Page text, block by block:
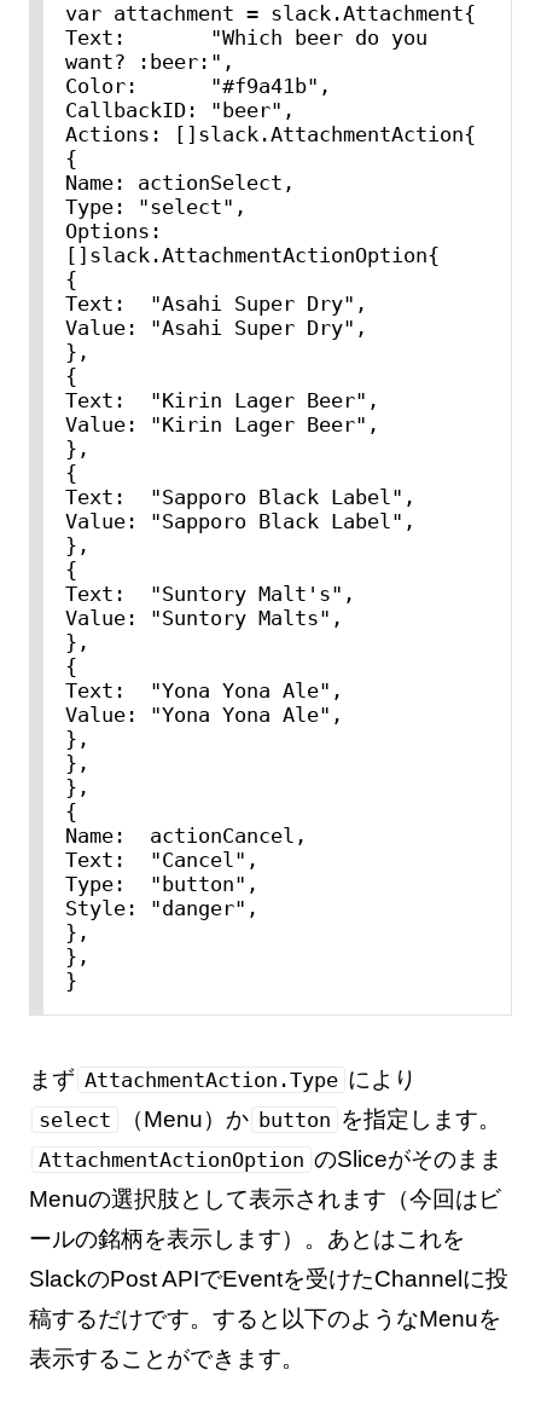
var attachment = slack.Attachment{
Text:       "Which beer do you
want? :beer:",
Color:      "#f9a41b",
CallbackID: "beer",
Actions: []slack.AttachmentAction{
{
Name: actionSelect,
Type: "select",
Options:
[]slack.AttachmentActionOption{
{
Text:  "Asahi Super Dry",
Value: "Asahi Super Dry",
},
{
Text:  "Kirin Lager Beer",
Value: "Kirin Lager Beer",
},
{
Text:  "Sapporo Black Label",
Value: "Sapporo Black Label",
},
{
Text:  "Suntory Malt's",
Value: "Suntory Malts",
},
{
Text:  "Yona Yona Ale",
Value: "Yona Yona Ale",
},
},
},
{
Name:  actionCancel,
Text:  "Cancel",
Type:  "button",
Style: "danger",
},
},
}
まず AttachmentAction.Type により
select （Menu）か button を指定します。
AttachmentActionOption のSliceがそのまま
Menuの選択肢として表示されます（今回はビ
ールの銘柄を表示します）。あとはこれを
SlackのPost APIでEventを受けたChannelに投
稿するだけです。すると以下のようなMenuを
表示することができます。